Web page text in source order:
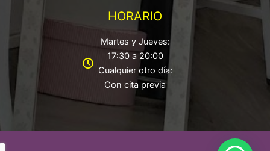
HORARIO
Martes y Jueves:
17:30 a 20:00
Cualquier otro día:
Con cita previa